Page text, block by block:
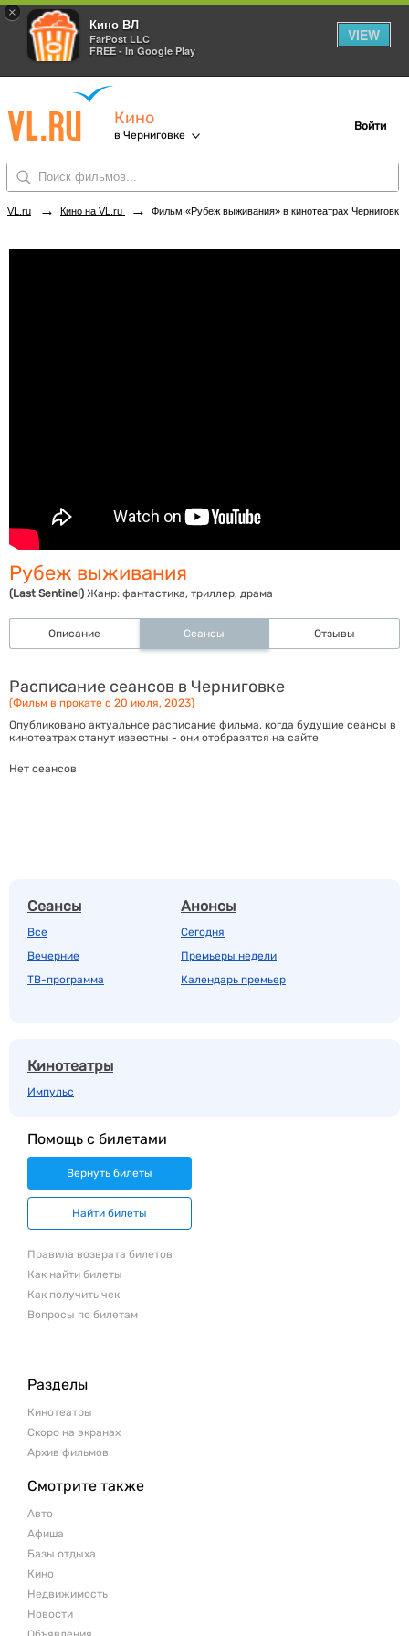
×
Кино ВЛ
FarPost LLC
FREE - In Google Play
VIEW
Кино
в Черниговке
Войти
VL.ru → Кино на VL.ru → Фильм «Рубеж выживания» в кинотеатрах Черниговки. Купить билеты!
Рубеж выживания
(Last Sentinel) Жанр: фантастика, триллер, драма
Описание Сеансы Отзывы
Расписание сеансов в Черниговке
(Фильм в прокате с 20 июля, 2023)
Опубликовано актуальное расписание фильма, когда будущие сеансы в
кинотеатрах станут известны - они отобразятся на сайте
Нет сеансов
Сеансы
Все
Вечерние
ТВ-программа
Анонсы
Сегодня
Премьеры недели
Календарь премьер
Кинотеатры
Импульс
Помощь с билетами
Вернуть билеты
Найти билеты
Правила возврата билетов
Как найти билеты
Как получить чек
Вопросы по билетам
Разделы
Кинотеатры
Скоро на экранах
Архив фильмов
Смотрите также
Авто
Афиша
Базы отдыха
Кино
Недвижимость
Новости